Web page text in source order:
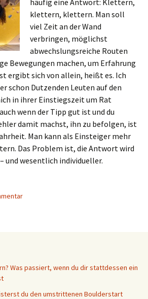
häufig eine Antwort: Klettern,
klettern, klettern. Man soll
viel Zeit an der Wand
verbringen, möglichst
abwechslungsreiche Routen
Bewegungen machen, um Erfahrung
ergibt sich von allein, heißt es. Ich
schon Dutzenden Leuten auf den
in ihrer Einstiegszeit um Rat
wenn der Tipp gut ist und du
damit machst, ihn zu befolgen, ist
Man kann als Einsteiger mehr
Das Problem ist, die Antwort wird
und wesentlich individueller.
Wie Bouldereinsteiger ihr Training
Was passiert, wenn du dir stattdessen ein
du den umstrittenen Boulderstart